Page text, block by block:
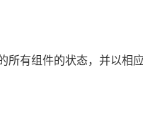
所有组件的状态，并以相